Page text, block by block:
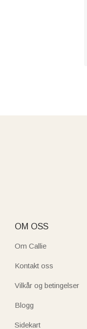
OM OSS
Om Callie
Kontakt oss
Vilkår og betingelser
Blogg
Sidekart